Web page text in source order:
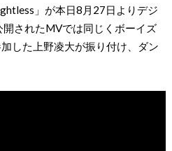
」が本日8月27日よりデジ
されたMVでは同じくボーイズ
した上野凌大が振り付け、ダン